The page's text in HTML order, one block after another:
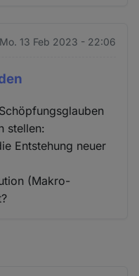
Mo. 13 Feb 2023 - 22:06
stellen:
Entstehung neuer
(Makro-